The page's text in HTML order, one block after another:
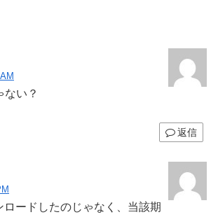
ない？
返信
ロードしたのじゃなく、当該期